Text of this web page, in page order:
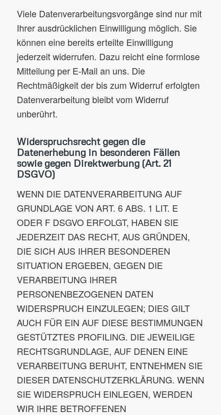
Viele Datenverarbeitungsvorgänge sind nur mit
Ihrer ausdrücklichen Einwilligung möglich. Sie
können eine bereits erteilte Einwilligung
jederzeit widerrufen. Dazu reicht eine formlose
Mitteilung per E-Mail an uns. Die
Rechtmäßigkeit der bis zum Widerruf erfolgten
Datenverarbeitung bleibt vom Widerruf
unberührt.
Widerspruchsrecht gegen die
Datenerhebung in besonderen Fällen
sowie gegen Direktwerbung (Art. 21
DSGVO)
WENN DIE DATENVERARBEITUNG AUF
GRUNDLAGE VON ART. 6 ABS. 1 LIT. E
ODER F DSGVO ERFOLGT, HABEN SIE
JEDERZEIT DAS RECHT, AUS GRÜNDEN,
DIE SICH AUS IHRER BESONDEREN
SITUATION ERGEBEN, GEGEN DIE
VERARBEITUNG IHRER
PERSONENBEZOGENEN DATEN
WIDERSPRUCH EINZULEGEN; DIES GILT
AUCH FÜR EIN AUF DIESE BESTIMMUNGEN
GESTÜTZTES PROFILING. DIE JEWEILIGE
RECHTSGRUNDLAGE, AUF DENEN EINE
VERARBEITUNG BERUHT, ENTNEHMEN SIE
DIESER DATENSCHUTZERKLÄRUNG. WENN
SIE WIDERSPRUCH EINLEGEN, WERDEN
WIR IHRE BETROFFENEN